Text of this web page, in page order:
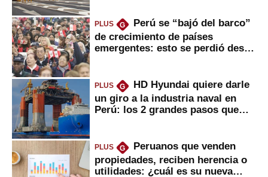
PLUS G
Perú se “bajó del barco”
de crecimiento de países
emergentes: esto se perdió desde
PLUS G
HD Hyundai quiere darle
un giro a la industria naval en
Perú: los 2 grandes pasos que
PLUS G
Peruanos que venden
propiedades, reciben herencia o
utilidades: ¿cuál es su nueva